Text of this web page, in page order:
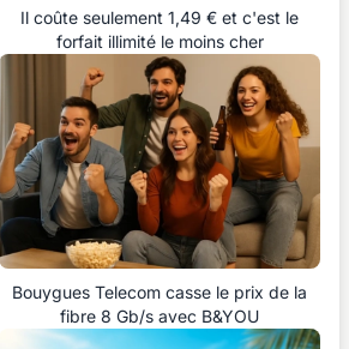
Il coûte seulement 1,49 € et c'est le
forfait illimité le moins cher
Bouygues Telecom casse le prix de la
fibre 8 Gb/s avec B&YOU